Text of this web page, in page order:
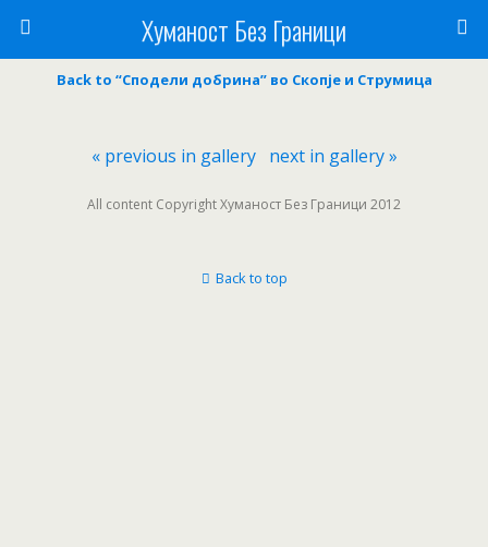
Хуманост Без Граници
Back to “Сподели добрина” во Скопје и Струмица
« previous in gallery next in gallery »
All content Copyright Хуманост Без Граници 2012
Back to top